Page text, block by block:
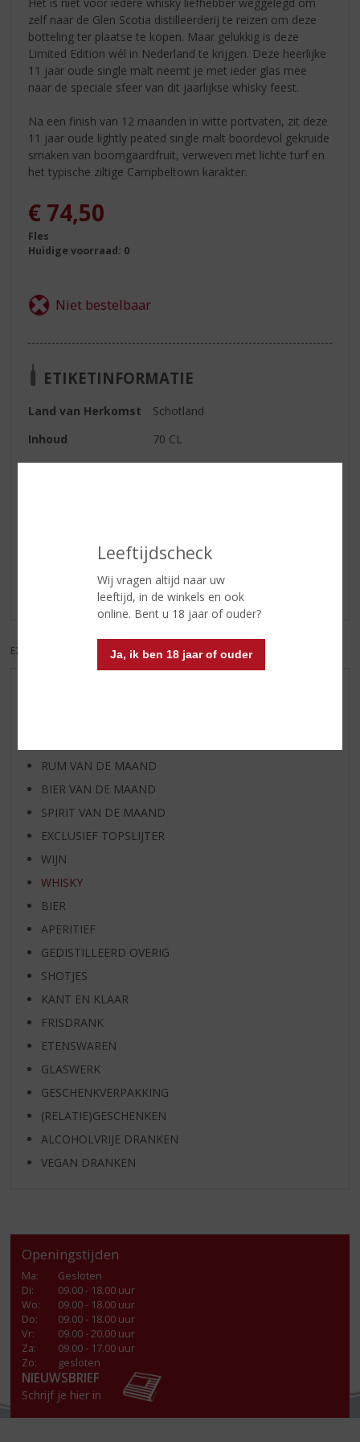
Leeftijdscheck
Wij vragen altijd naar uw
leeftijd, in de winkels en ook
online. Bent u 18 jaar of ouder?
Ja, ik ben 18 jaar of ouder
zelf naar de Glen Scotia distilleerderij te reizen om deze
botteling ter plaatse te kopen. Maar gelukkig is deze
Limited Edition wél in Nederland te krijgen. Deze heerlijke
11 jaar oude single malt neemt je met ieder glas mee
naar de speciale sfeer van dit jaarlijkse whisky feest.
Na een finish van 12 maanden in witte portvaten, zit deze
11 jaar oude lightly peated single malt boordevol gekruide
smaken van boomgaardfruit, verweven met lichte turf en
het typische ziltige Campbeltown karakter.
€ 74,50
Fles
Huidige voorraad: 0
ETIKETINFORMATIE
Land van Herkomst
Schotland
Inhoud
70 CL
Alcoholpercentage
54.7% vol
Er zijn nog geen reviews geplaatst voor dit product
EXCL. BTW INCL. BTW
RUM VAN DE MAAND
BIER VAN DE MAAND
SPIRIT VAN DE MAAND
EXCLUSIEF TOPSLIJTER
WIJN
WHISKY
BIER
APERITIEF
GEDISTILLEERD OVERIG
SHOTJES
KANT EN KLAAR
FRISDRANK
ETENSWAREN
GLASWERK
GESCHENKVERPAKKING
(RELATIE)GESCHENKEN
ALCOHOLVRIJE DRANKEN
VEGAN DRANKEN
Openingstijden
Ma:
Gesloten
Di:
09.00 - 18.00 uur
Wo:
09.00 - 18.00 uur
Do:
09.00 - 18.00 uur
Vr:
09.00 - 20.00 uur
Za:
09.00 - 17.00 uur
Zo:
gesloten
NIEUWSBRIEF
Schrijf je hier in